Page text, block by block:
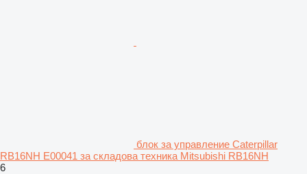
блок за управление Caterpillar
RB16NH E00041 за складова техника Mitsubishi RB16NH
6